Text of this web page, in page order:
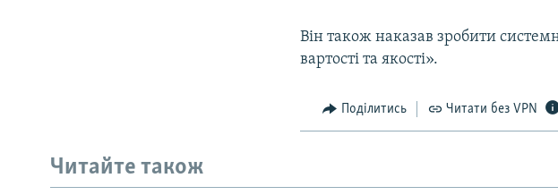
Він також наказав зробити
вартості та якості».
Поділитись Читати без VPN
Читайте також